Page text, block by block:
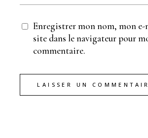
Enregistrer mon nom, mon
site dans le navigateur pour
commentaire.
LAISSER UN